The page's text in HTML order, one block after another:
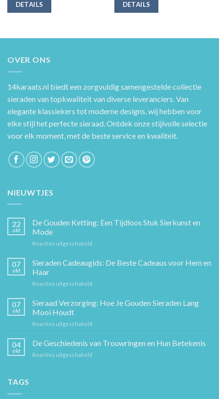
DETAILS DETAILS
OVER ONS
14karaats.nl biedt een zorgvuldig samengestelde collectie
sieraden van topkwaliteit van diverse leveranciers. Van
elegante klassiekers tot moderne designs, wij hebben voor
elke stijl het perfecte sieraad. Ontdek onze stijlvolle selectie
voor elk moment, met de beste service en kwaliteit.
NIEUWTJES
22
okt
De Gouden Ketting: Een Tijdloos Stuk Sierkunst en
Mode
Reacties uitgeschakeld
Gouden
Sierkunst
07
okt
Sieraden Cadeaugids: De Beste Cadeaus voor Hem en
Haar
Reacties uitgeschakeld
Cadeaugids:
De
Hem
07
okt
Sieraad Verzorging: Hoe Je Gouden Sieraden Lang
Mooi Houdt
Reacties uitgeschakeld
Verzorging:
04
okt
De Geschiedenis van Trouwringen en Hun Betekenis
Reacties uitgeschakeld
TAGS